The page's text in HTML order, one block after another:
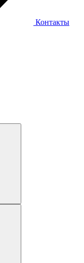
Контакты